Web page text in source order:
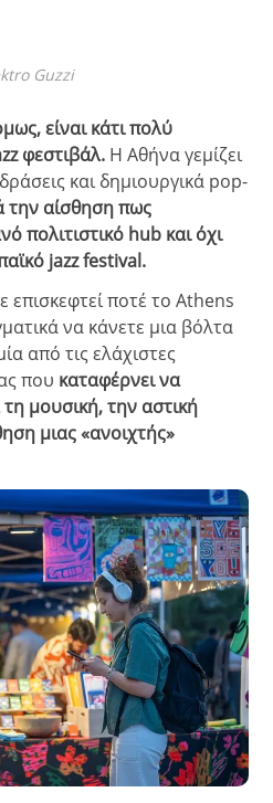
Guzzi
είναι κάτι πολύ
φεστιβάλ. Η Αθήνα γεμίζει
και δημιουργικά pop-
την αίσθηση πως
πολιτιστικό hub και όχι
jazz festival.
επισκεφτεί ποτέ το Athens
να κάνετε μια βόλτα
από τις ελάχιστες
που καταφέρνει να
μουσική, την αστική
μιας «ανοιχτής»